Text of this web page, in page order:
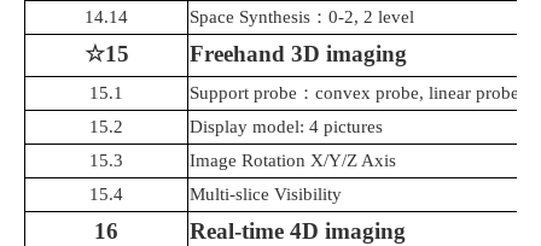
14.14 Space Synthesis ： 0-2, 2 level
☆15 Freehand 3D imaging
15.1 Support probe ： convex probe, linear probe
15.2
Display model: 4 pictures
15.3
Image Rotation X/Y/Z Axis
15.4
Multi-slice Visibility
16 Real-time 4D imaging